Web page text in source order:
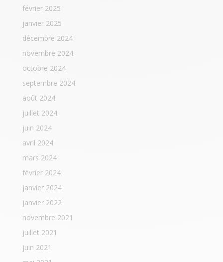
février 2025
janvier 2025
décembre 2024
novembre 2024
octobre 2024
septembre 2024
août 2024
juillet 2024
juin 2024
avril 2024
mars 2024
février 2024
janvier 2024
janvier 2022
novembre 2021
juillet 2021
juin 2021